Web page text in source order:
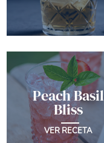
Peach Basil
Bliss
VER RECETA